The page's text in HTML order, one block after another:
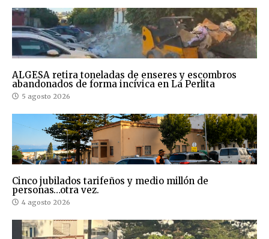
ALGESA retira toneladas de enseres y escombros
abandonados de forma incívica en La Perlita
5 agosto 2026
Cinco jubilados tarifeños y medio millón de
personas…otra vez.
4 agosto 2026